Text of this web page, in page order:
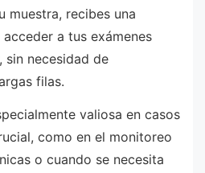
muestra, recibes una
a tus exámenes
sin necesidad de
filas.
valiosa en casos
como en el monitoreo
o cuando se necesita